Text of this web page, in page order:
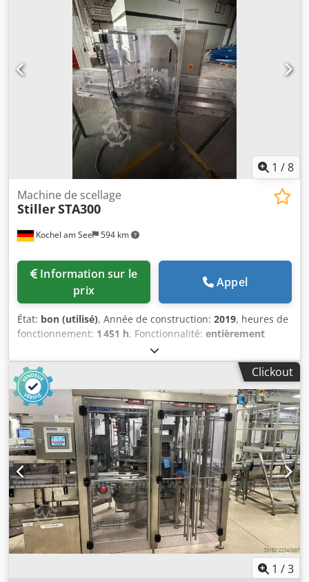
1 /8
Kochel am See 594 km
Machine de scellage
StillerSTA300
prix
Appel
État: bon (utilisé), Année de construction: 2019, heures de
fonctionnement: 1 451 h, Fonctionnalité: entièrement
, numéro de machine/véhicule:
total:1 000 kg, Machine Stiller STA 3000 de 2019, avec peu
d’heures de fonctionnement. Dodpfx Aozlgqqep Hokr La
machine est livrée avec des jeux de formatage pour les
formats 99/119 mm, 73/110 mm et 73/58 mm, ce qui
permet d’empiler les boîtes de 800 g, 400 g et 200 g. La
machine fonctionne parfaitement, mais il peut être
nécessaire de remplacer périodiquement la barre de
lames du distributeur de couvercles.
Clickout
1 /3